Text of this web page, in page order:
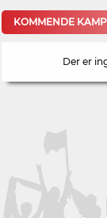
KOMMENDE
Der er